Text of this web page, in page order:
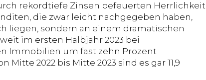
rekordtiefe Zinsen befeuerten Herrlichkeit
die zwar leicht nachgegeben haben,
liegen, sondern an einem dramatischen
im ersten Halbjahr 2023 bei
Immobilien um fast zehn Prozent
2022 bis Mitte 2023 sind es gar 11,9